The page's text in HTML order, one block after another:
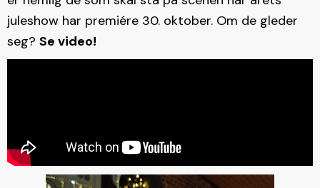
juleshow har premiére 30. oktober. Om de gleder
seg? Se video!